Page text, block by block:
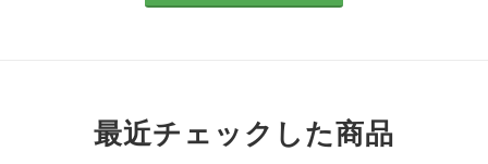
最近チェックした商品